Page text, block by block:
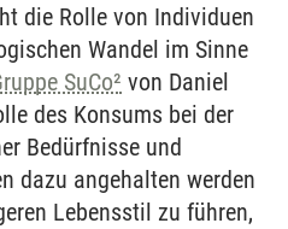
die Rolle von Individuen
Wandel im Sinne
SuCo² von Daniel
des Konsums bei der
Bedürfnisse und
dazu angehalten werden
Lebensstil zu führen,